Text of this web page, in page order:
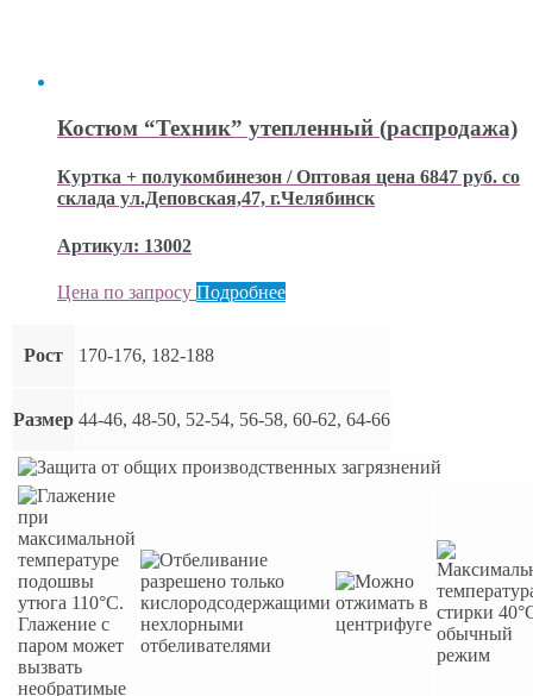
Костюм “Техник” утепленный (распродажа)
Куртка + полукомбинезон / Оптовая цена 6847 руб. со
склада ул.Деповская,47, г.Челябинск
Артикул: 13002
Цена по запросу Подробнее
Рост 170-176, 182-188
Размер 44-46, 48-50, 52-54, 56-58, 60-62, 64-66